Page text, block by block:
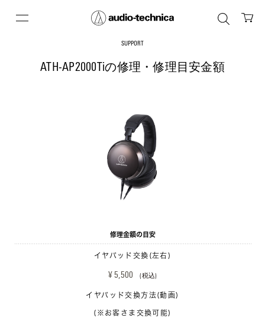
SUPPORT
ATH-AP2000Tiの修理・修理目安金額
修理金額の目安
イヤパッド交換(左右)
¥ 5,500 (税込)
イヤパッド交換方法(動画)
(※お客さま交換可能)